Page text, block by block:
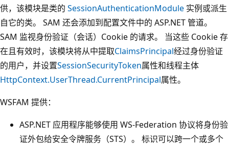
供，该模块是类的 SessionAuthenticationModule 实例或派生
自它的类。 SAM 还会添加到配置文件中的 ASP.NET 管道。
SAM 监视身份验证（会话）Cookie 的请求。 当这些 Cookie 存
在且有效时，该模块将从中提取ClaimsPrincipal经过身份验证
的用户，并设置SessionSecurityToken属性和线程主体
HttpContext.UserThread.CurrentPrincipal属性。
WSFAM 提供：
ASP.NET 应用程序能够使用 WS-Federation 协议将身份验
证外包给安全令牌服务（STS）。 标识可以跨一个或多个